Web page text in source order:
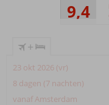
9,4
+
23 okt 2026 (vr)
8 dagen (7 nachten)
vanaf Amsterdam